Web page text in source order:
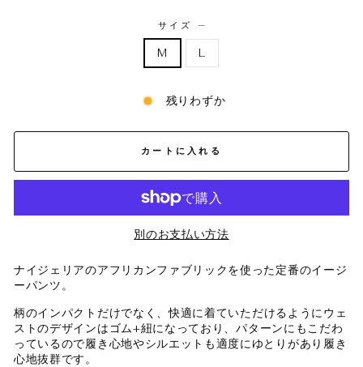
サイズ—
M L
残りわずか
カートに入れる
別のお支払い方法
ナイジェリアのアフリカンファブリックを使った定番のイージ
ーパンツ。
柄のインパクトだけでなく、快適に着ていただけるようにウェ
ストのデザインはゴム+紐になっており、パターンにもこだわ
っているので履き心地やシルエットも適度にゆとりがあり履き
心地抜群です。